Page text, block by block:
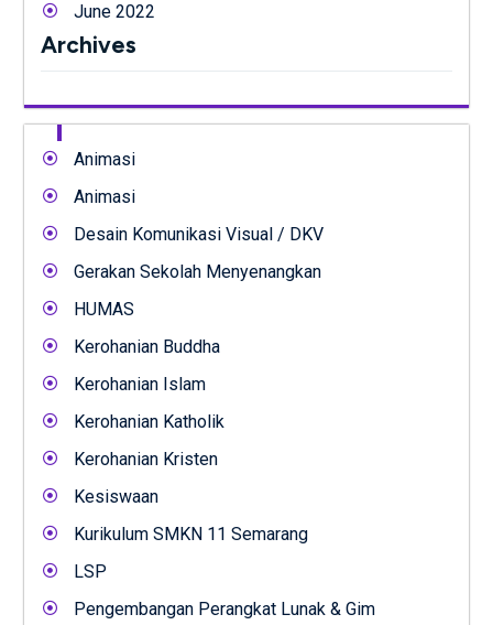
June 2022
Archives
Animasi
Animasi
Desain Komunikasi Visual / DKV
Gerakan Sekolah Menyenangkan
HUMAS
Kerohanian Buddha
Kerohanian Islam
Kerohanian Katholik
Kerohanian Kristen
Kesiswaan
Kurikulum SMKN 11 Semarang
LSP
Pengembangan Perangkat Lunak & Gim